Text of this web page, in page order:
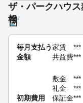
ザ・パークハウ
報
毎月支払う
金額
家賃
***
共益費***
初期費用
敷金
***
礼金
***
保証金***